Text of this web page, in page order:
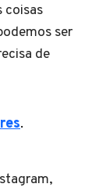
coisas
ser
de
.